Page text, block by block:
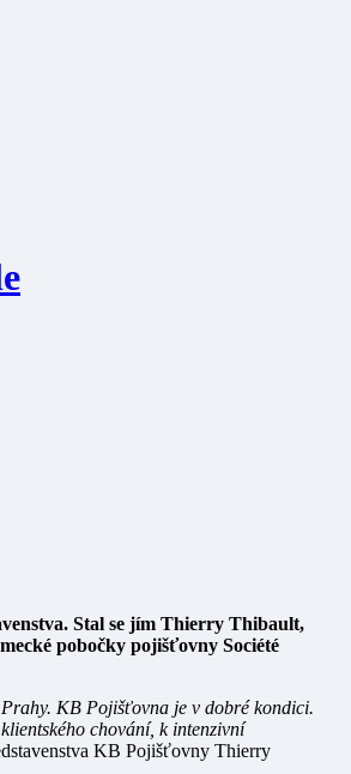
pobočky pojišťovny Société
Prahy. KB Pojišťovna je v dobré kondici.
chování, k intenzivní
KB Pojišťovny Thierry